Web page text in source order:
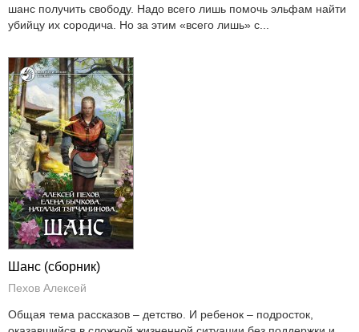
шанс получить свободу. Надо всего лишь помочь эльфам найти
убийцу их сородича. Но за этим «всего лишь» с...
Шанс (сборник)
Пехов Алексей
Общая тема рассказов – детство. И ребенок – подросток,